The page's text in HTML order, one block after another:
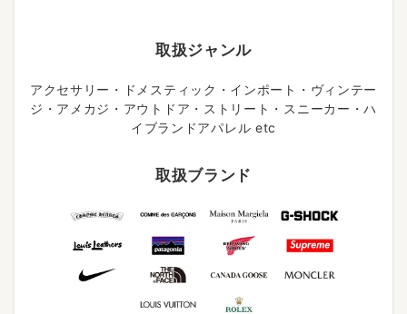
取扱ジャンル
アクセサリー・ドメスティック・インポート・ヴィンテー
ジ・アメカジ・アウトドア・ストリート・スニーカー・ハ
イブランドアパレル etc
取扱ブランド